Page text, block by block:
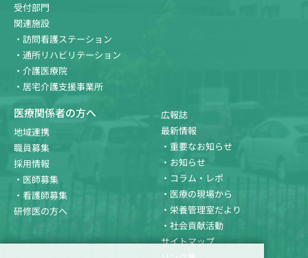
受付部門
関連施設
・訪問看護ステーション
・通所リハビリテーション
・介護医療院
・居宅介護支援事業所
医療関係者の方へ
地域連携
職員募集
採用情報
・医師募集
・看護師募集
研修医の方へ
広報誌
最新情報
・重要なお知らせ
・お知らせ
・コラム・レポ
・医療の現場から
・栄養管理室だより
・社会貢献活動
サイトマップ